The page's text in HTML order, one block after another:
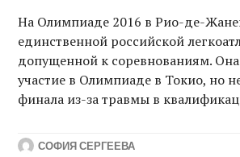
На Олимпиаде 2016 в Рио-де-
единственной российской
допущенной к соревнованиям.
участие в Олимпиаде в Токио, но
финала из-за травмы в
СОФИЯ СЕРГЕЕВА